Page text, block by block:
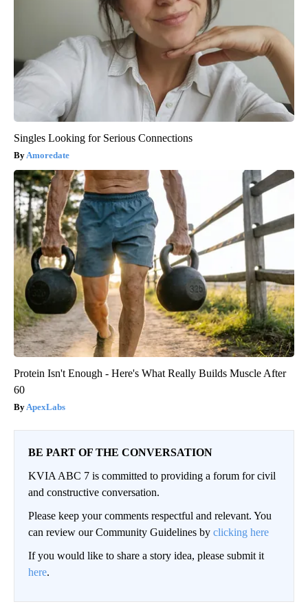
Singles Looking for Serious Connections
Amoredate
Protein Isn't Enough - Here's What Really Builds Muscle After
60
ApexLabs
BE PART OF THE CONVERSATION
KVIA ABC 7 is committed to providing a forum for civil
and constructive conversation.
Please keep your comments respectful and relevant. You
can review our Community Guidelines by clicking here
If you would like to share a story idea, please submit it
here.